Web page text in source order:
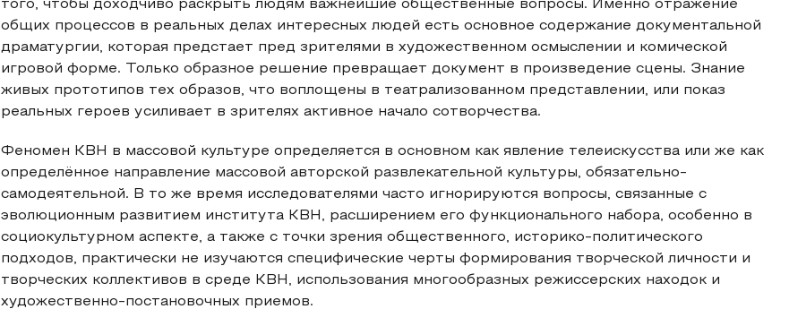
того, чтобы доходчиво раскрыть людям важнейшие общественные вопросы. Именно отражение
общих процессов в реальных делах интересных людей есть основное содержание документальной
драматургии, которая предстает пред зрителями в художественном осмыслении и комической
игровой форме. Только образное решение превращает документ в произведение сцены. Знание
живых прототипов тех образов, что воплощены в театрализованном представлении, или показ
реальных героев усиливает в зрителях активное начало сотворчества.
Феномен КВН в массовой культуре определяется в основном как явление телеискусства или же как
определённое направление массовой авторской развлекательной культуры, обязательно-
самодеятельной. В то же время исследователями часто игнорируются вопросы, связанные с
эволюционным развитием института КВН, расширением его функционального набора, особенно в
социокультурном аспекте, а также с точки зрения общественного, историко-политического
подходов, практически не изучаются специфические черты формирования творческой личности и
творческих коллективов в среде КВН, использования многообразных режиссерских находок и
художественно-постановочных приемов.